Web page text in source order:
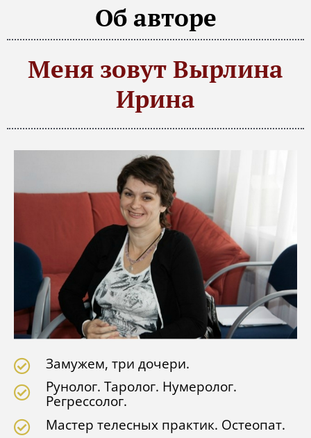
Об авторе
Меня зовут Вырлина
Ирина
Замужем, три дочери.
Рунолог. Таролог. Нумеролог.
Регрессолог.
Мастер телесных практик. Остеопат.